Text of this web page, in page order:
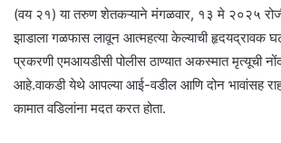
(वय २१) या तरुण शेतकऱ्याने मंगळवार, १३ मे २०२५
झाडाला गळफास लावून आत्महत्या केल्याची हृदयद्रावक
प्रकरणी एमआयडीसी पोलीस ठाण्यात अकस्मात मृत्यूची
आहे.वाकडी येथे आपल्या आई-वडील आणि दोन भावांसह
कामात वडिलांना मदत करत होता.